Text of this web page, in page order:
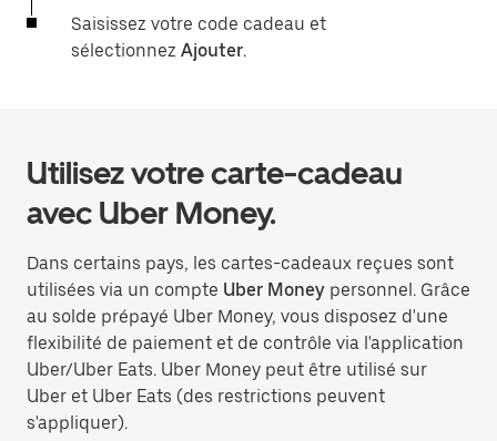
Saisissez votre code cadeau et
sélectionnez Ajouter.
Utilisez votre carte-cadeau
avec Uber Money.
Dans certains pays, les cartes-cadeaux reçues sont
utilisées via un compte Uber Money personnel. Grâce
au solde prépayé Uber Money, vous disposez d'une
flexibilité de paiement et de contrôle via l'application
Uber/Uber Eats. Uber Money peut être utilisé sur
Uber et Uber Eats (des restrictions peuvent
s'appliquer).